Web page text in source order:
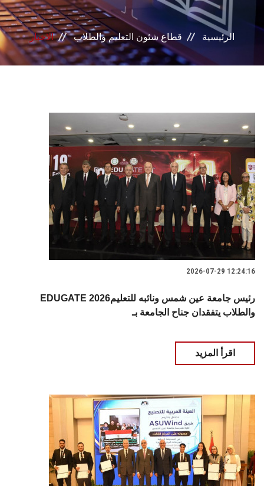
بوابة الطلاب
خدمات القطاع
مجالس القطاع
الرئيسية قطاع شئون التعليم والطلاب الاخبار
2026-07-29 12:24:16
EDUGATE 2026رئيس جامعة عين شمس ونائبه للتعليم
والطلاب يتفقدان جناح الجامعة بـ
اقرأ المزيد